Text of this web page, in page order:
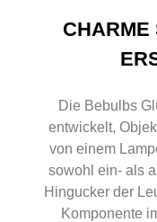
CHARME
Die Bebulbs
entwickelt,
von einem
sowohl ein- als
Hingucker der
Komponente